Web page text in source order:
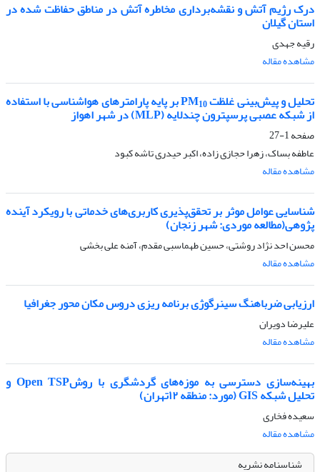
درک رژیم آتش و نقشه‌برداری مخاطره آتش در مناطق حفاظت شده در
استان گیلان
رقیه جهدی
مشاهده مقاله
تحلیل و پیش‌بینی غلظت PM10 بر پایه پارامترهای هواشناسی با استفاده
از شبکه عصبی پرسپترون چندلایه (MLP) در شهر اهواز
صفحه1-27
عاطفه بساک، زهرا حجازی زاده، اکبر حیدری تاشه کبود
مشاهده مقاله
شناسایی عوامل موثر بر تحقق‌پذیری کاربری‌های خدماتی با رویکرد آینده
پژوهی(مطالعه موردی: شهر زنجان)
محسن احد نژاد روشتی، حسین طهماسبی مقدم، آمنه علی بخشی
مشاهده مقاله
ارزیابی ضرباهنگ سینرگوژی برنامه ریزی دروس مکان محور جغرافیا
علیرضا دویران
مشاهده مقاله
بهینه‌سازی دسترسی به موزه‌های گردشگری با روشOpen TSP و
تحلیل شبکه GIS (مورد: منطقه ۱۲تهران)
سعیده فخاری
مشاهده مقاله
شناسنامه نشریه